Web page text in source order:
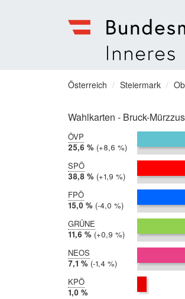
für
Inneres
Sie
sich
hier:
Österreich Steiermark
Wahlkarten - Bruck-
ÖVP
2019:
25,6 %
2014:
17,0 %
Differenz:
+8,6 %
SPÖ
2019:
38,8 %
2014:
36,9 %
Differenz:
+1,9 %
FPÖ
2019:
15,0 %
2014:
19,0 %
Differenz:
-4,0 %
GRÜNE
2019:
11,6 %
2014:
10,8 %
Differenz:
+0,9 %
NEOS
2019:
7,1 %
2014:
8,5 %
Differenz:
-1,4 %
KPÖ
2019:
1,0 %